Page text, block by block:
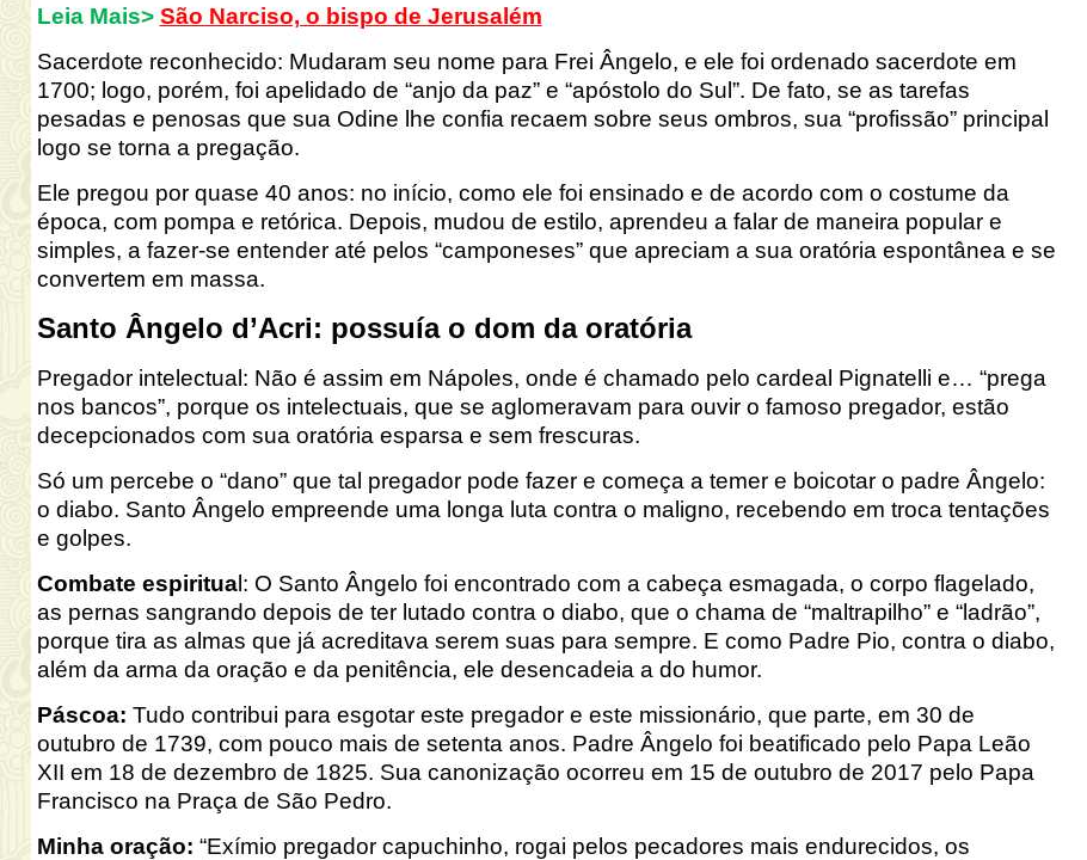
Leia Mais> São Narciso, o bispo de Jerusalém
Sacerdote reconhecido: Mudaram seu nome para Frei Ângelo, e ele foi ordenado sacerdote em
1700; logo, porém, foi apelidado de “anjo da paz” e “apóstolo do Sul”. De fato, se as tarefas
pesadas e penosas que sua Odine lhe confia recaem sobre seus ombros, sua “profissão” principal
logo se torna a pregação.
Ele pregou por quase 40 anos: no início, como ele foi ensinado e de acordo com o costume da
época, com pompa e retórica. Depois, mudou de estilo, aprendeu a falar de maneira popular e
simples, a fazer-se entender até pelos “camponeses” que apreciam a sua oratória espontânea e se
convertem em massa.
Santo Ângelo d’Acri: possuía o dom da oratória
Pregador intelectual : Não é assim em Nápoles, onde é chamado pelo cardeal Pignatelli e… “prega
nos bancos”, porque os intelectuais, que se aglomeravam para ouvir o famoso pregador, estão
decepcionados com sua oratória esparsa e sem frescuras.
Só um percebe o “dano” que tal pregador pode fazer e começa a temer e boicotar o padre Ângelo:
o diabo. Santo Ângelo empreende uma longa luta contra o maligno, recebendo em troca tentações
e golpes.
Combate espiritual : O Santo Ângelo foi encontrado com a cabeça esmagada, o corpo flagelado,
as pernas sangrando depois de ter lutado contra o diabo, que o chama de “maltrapilho” e “ladrão”,
porque tira as almas que já acreditava serem suas para sempre. E como Padre Pio, contra o diabo,
além da arma da oração e da penitência, ele desencadeia a do humor.
Páscoa: Tudo contribui para esgotar este pregador e este missionário, que parte, em 30 de
outubro de 1739, com pouco mais de setenta anos. Padre Ângelo foi beatificado pelo Papa Leão
XII em 18 de dezembro de 1825. Sua canonização ocorreu em 15 de outubro de 2017 pelo Papa
Francisco na Praça de São Pedro.
Minha oração: “Exímio pregador capuchinho, rogai pelos pecadores mais endurecidos, os